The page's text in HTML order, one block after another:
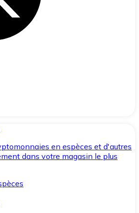
en espèces et d'autres
dans votre magasin le plus